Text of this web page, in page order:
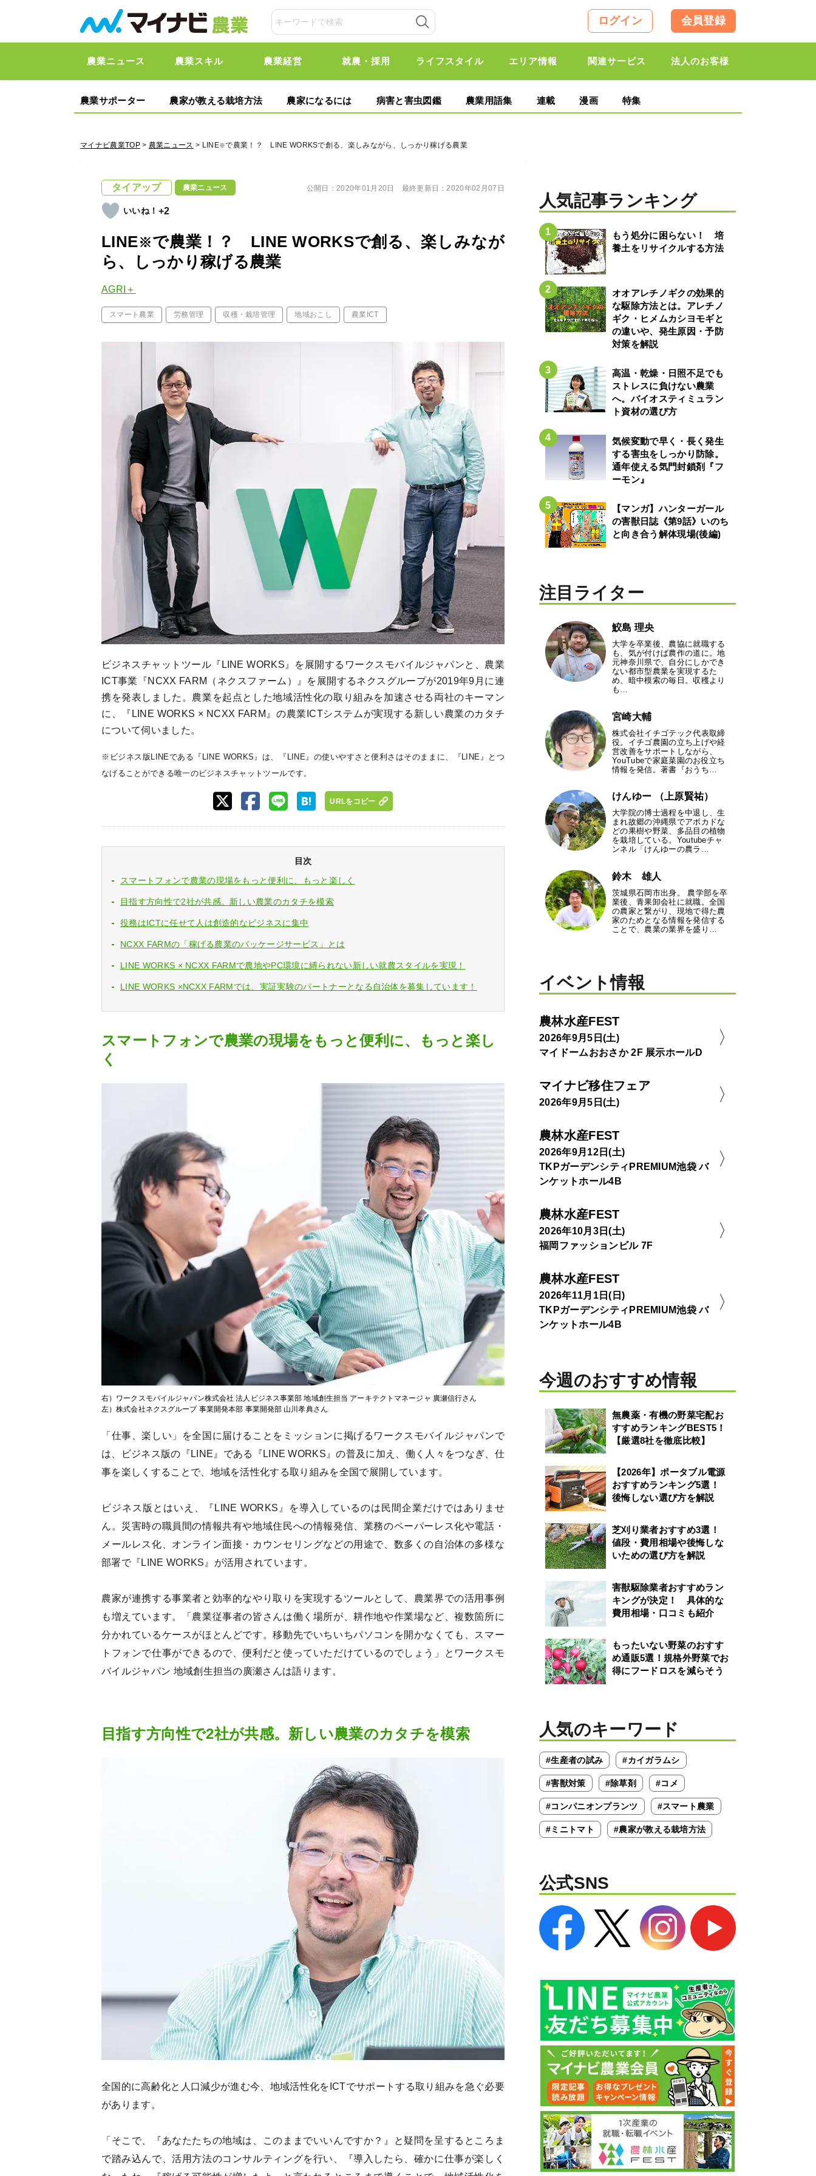
ログイン 会員登録
農業ニュース 農業スキル 農業経営 就農・採用 ライフスタイル エリア情報 関連サービス 法人のお客様
農業サポーター 農家が教える栽培方法 農家になるには 病害と害虫図鑑 農業用語集 連載 漫画 特集
マイナビ農業TOP> 農業ニュース > LINE※で農業！？ LINE WORKSで創る、楽しみながら、しっかり稼げる農業
タイアップ 農業ニュース
+2
LINE※で農業！？ LINE WORKSで創る、楽しみなが
ら、しっかり稼げる農業
AGRI＋
スマート農業 労務管理 収穫・栽培管理 地域おこし 農業ICT
公開日：2020年01月20日 最終更新日：2020年02月07日
ビジネスチャットツール『LINE WORKS』を展開するワークスモバイルジャパンと、農業
ICT事業『NCXX FARM（ネクスファーム）』を展開するネクスグループが2019年9月に連
携を発表しました。農業を起点とした地域活性化の取り組みを加速させる両社のキーマン
に、『LINE WORKS × NCXX FARM』の農業ICTシステムが実現する新しい農業のカタチ
について伺いました。
※ビジネス版LINEである『LINE WORKS』は、『LINE』の使いやすさと便利さはそのままに、『LINE』とつ
なげることができる唯一のビジネスチャットツールです。
URLをコピー
目次
スマートフォンで農業の現場をもっと便利に、もっと楽しく
目指す方向性で2社が共感。新しい農業のカタチを模索
役務はICTに任せて人は創造的なビジネスに集中
NCXX FARMの「稼げる農業のパッケージサービス」とは
LINE WORKS × NCXX FARMで農地やPC環境に縛られない新しい就農スタイルを実現！
LINE WORKS ×NCXX FARMでは、実証実験のパートナーとなる自治体を募集しています！
スマートフォンで農業の現場をもっと便利に、もっと楽し
く
右）ワークスモバイルジャパン株式会社 法人ビジネス事業部 地域創生担当 アーキテクトマネージャ 廣瀬信行さん
左）株式会社ネクスグループ 事業開発本部 事業開発部 山川孝典さん
「仕事、楽しい」を全国に届けることをミッションに掲げるワークスモバイルジャパンで
は、ビジネス版の『LINE』である『LINE WORKS』の普及に加え、働く人々をつなぎ、仕
事を楽しくすることで、地域を活性化する取り組みを全国で展開しています。
ビジネス版とはいえ、『LINE WORKS』を導入しているのは民間企業だけではありませ
ん。災害時の職員間の情報共有や地域住民への情報発信、業務のペーパーレス化や電話・
メールレス化、オンライン面接・カウンセリングなどの用途で、数多くの自治体の多様な
部署で『LINE WORKS』が活用されています。
農家が連携する事業者と効率的なやり取りを実現するツールとして、農業界での活用事例
も増えています。「農業従事者の皆さんは働く場所が、耕作地や作業場など、複数箇所に
分かれているケースがほとんどです。移動先でいちいちパソコンを開かなくても、スマー
トフォンで仕事ができるので、便利だと使っていただけているのでしょう」とワークスモ
バイルジャパン 地域創生担当の廣瀬さんは語ります。
目指す方向性で2社が共感。新しい農業のカタチを模索
全国的に高齢化と人口減少が進む今、地域活性化をICTでサポートする取り組みを急ぐ必要
があります。
「そこで、『あなたたちの地域は、このままでいいんですか？』と疑問を呈するところま
で踏み込んで、活用方法のコンサルティングを行い、『導入したら、確かに仕事が楽しく
人気記事ランキング
もう処分に困らない！ 培
養土をリサイクルする方法
オオアレチノギクの効果的
な駆除方法とは。アレチノ
ギク・ヒメムカシヨモギと
の違いや、発生原因・予防
対策を解説
高温・乾燥・日照不足でも
ストレスに負けない農業
へ。バイオスティミュラン
ト資材の選び方
気候変動で早く・長く発生
する害虫をしっかり防除。
通年使える気門封鎖剤『フ
ーモン』
【マンガ】ハンターガール
の害獣日誌《第9話》いのち
と向き合う解体現場(後編)
注目ライター
鮫島 理央
大学を卒業後、農協に就職する
も、気が付けば農作の道に。地
元神奈川県で、自分にしかでき
ない都市型農業を実現するた
め、暗中模索の毎日。収穫より
も…
宮崎大輔
株式会社イチゴテック代表取締
役。イチゴ農園の立ち上げや経
営改善をサポートしながら、
YouTubeで家庭菜園のお役立ち
情報を発信。著書『おうち…
けんゆー （上原賢祐）
大学院の博士過程を中退し、生
まれ故郷の沖縄県でアボカドな
どの果樹や野菜、多品目の植物
を栽培している。Youtubeチャ
ンネル「けんゆーの農ラ…
鈴木 雄人
茨城県石岡市出身。 農学部を卒
業後、青果卸会社に就職。全国
の農家と繋がり、現地で得た農
家のためとなる情報を発信する
ことで、農業の業界を盛り…
イベント情報
農林水産FEST
2026年9月5日(土)
マイドームおおさか 2F 展示ホールD
マイナビ移住フェア
2026年9月5日(土)
農林水産FEST
2026年9月12日(土)
TKPガーデンシティPREMIUM池袋 バ
ンケットホール4B
農林水産FEST
2026年10月3日(土)
福岡ファッションビル 7F
農林水産FEST
2026年11月1日(日)
TKPガーデンシティPREMIUM池袋 バ
ンケットホール4B
今週のおすすめ情報
無農薬・有機の野菜宅配お
すすめランキングBEST5！
【厳選8社を徹底比較】
【2026年】ポータブル電源
おすすめランキング5選！
後悔しない選び方を解説
芝刈り業者おすすめ3選！
値段・費用相場や後悔しな
いための選び方を解説
害獣駆除業者おすすめラン
キングが決定！ 具体的な
費用相場・口コミも紹介
もったいない野菜のおすす
め通販5選！規格外野菜でお
得にフードロスを減らそう
人気のキーワード
#生産者の試み #カイガラムシ
#害獣対策 #除草剤 #コメ
#コンパニオンプランツ #スマート農業
#ミニトマト #農家が教える栽培方法
公式SNS